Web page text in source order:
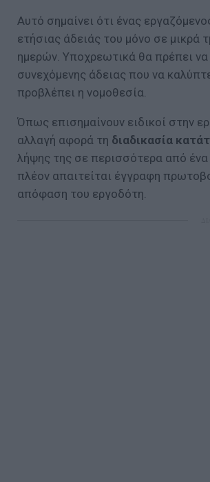
Αυτό σημαίνει ότι ένας
ετήσιας άδειάς του μόνο σε
ημερών. Υποχρεωτικά θα πρέπει
συνεχόμενης άδειας που να
προβλέπει η νομοθεσία.
Όπως επισημαίνουν ειδικοί στην
αλλαγή αφορά τη διαδικασία
λήψης της σε περισσότερα από
πλέον απαιτείται έγγραφη
απόφαση του εργοδότη.